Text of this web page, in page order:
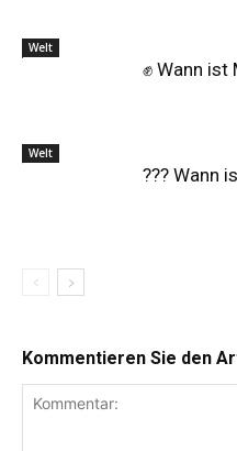
Welt
✊ Wann
Welt
?‍?‍? Wann
Kommentieren Sie den